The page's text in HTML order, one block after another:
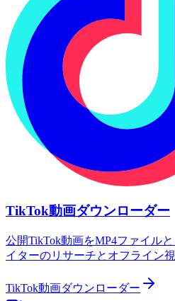
TikTok動画ダウンローダー
公開TikTok動画をMP4ファイル
イターのリサーチとオフライン視
TikTok動画ダウンローダー